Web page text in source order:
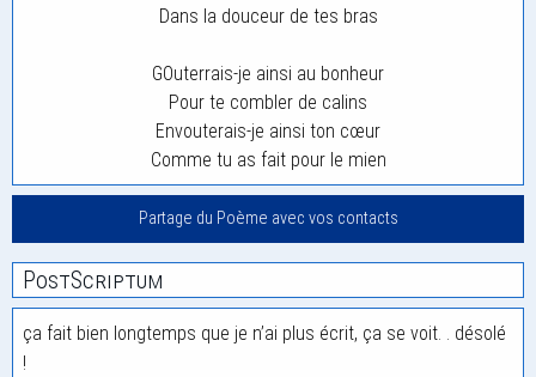
Dans la douceur de tes bras
GOuterrais-je ainsi au bonheur
Pour te combler de calins
Envouterais-je ainsi ton cœur
Comme tu as fait pour le mien
Partage du Poème avec vos contacts
PostScriptum
ça fait bien longtemps que je n’ai plus écrit, ça se voit. . désolé
!